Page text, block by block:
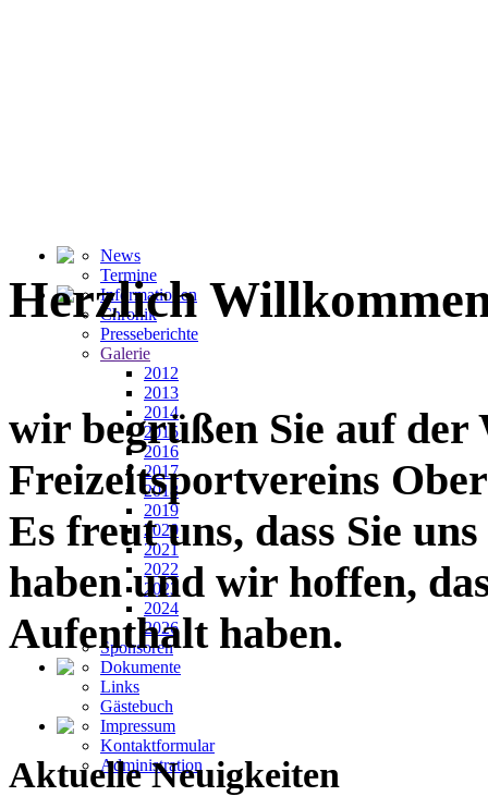
News
Termine
Informationen
Chronik
Presseberichte
Galerie
2012
2013
2014
2015
2016
2017
2018
2019
2020
2021
2022
2023
2024
2026
Sponsoren
Dokumente
Links
Gästebuch
Impressum
Kontaktformular
Administration
Herzlich
wir begrüßen Sie auf der
Freizeitsportvereins
Es freut uns, dass Sie
haben und wir hoffen,
Aufenthalt haben.
Aktuelle Neuigkeiten